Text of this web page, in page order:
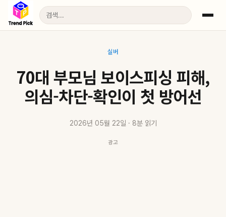
실버
70대 부모님 보이스피싱 피해,
의심-차단-확인이 첫 방어선
2026년 05월 22일 · 8분 읽기
광고